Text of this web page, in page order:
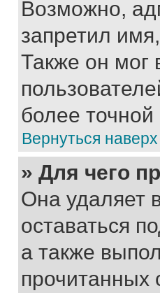
Возможно,
запретил
Также он мог
более
Вернуться наверх
» Для чего
Она удаляет
оставаться
а также
прочитанных